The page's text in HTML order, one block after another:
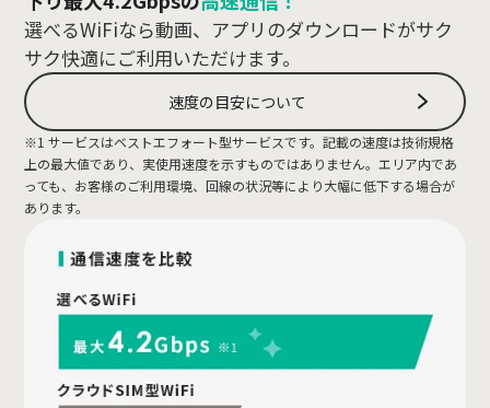
選べるWiFiなら動画、アプリのダウンロードがサク
サク快適にご利用いただけます。
速度の目安について
※1 サービスはベストエフォート型サービスです。記載の速度は技術規格
上の最大値であり、実使用速度を示すものではありません。エリア内であ
っても、お客様のご利用環境、回線の状況等により大幅に低下する場合が
あります。